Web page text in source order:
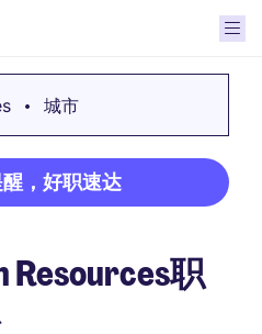
城市
，好职速达
Resources职